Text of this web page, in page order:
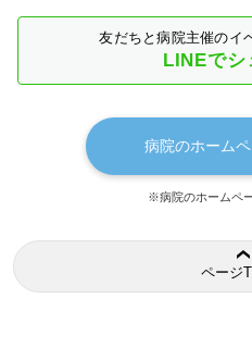
友だちと病院主催のイ
LINEでシ
病院のホーム
※病院のホームペ
ページ